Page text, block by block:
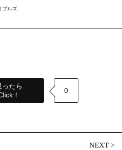
プルズ
たら
！
0
NEXT>